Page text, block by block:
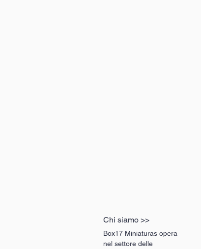
Chi siamo >>
Box17 Miniaturas opera
nel settore delle